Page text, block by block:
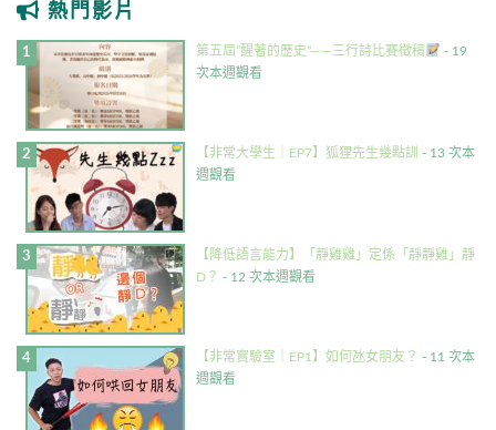
熱門影片
第五屆”醒著的歷史”——三行詩比賽徵稿
- 19
次本週觀看
【非常大學生｜EP7】狐狸先生幾點訓 - 13 次本
週觀看
【降低語言能力】「靜雞雞」定係「靜靜雞」靜
D？ - 12 次本週觀看
【非常實驗室｜EP1】如何氹女朋友？ - 11 次本
週觀看